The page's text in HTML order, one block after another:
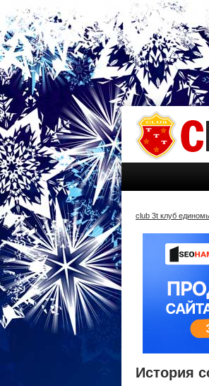
club 3t клуб
История